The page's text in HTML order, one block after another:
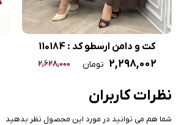
کت و دامن ارسطو کد : 110184
۲,۲۹۸,۰۰۲ تومان ۲,۶۲۸,۰۰۰
نظرات کاربران
شما هم می توانید در مورد این محصول نظر بدهید